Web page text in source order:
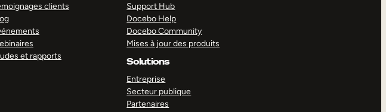
clients
et rapports
Support Hub
Docebo Help
Docebo Community
Mises à jour des produits
Solutions
Entreprise
Secteur publique
Partenaires